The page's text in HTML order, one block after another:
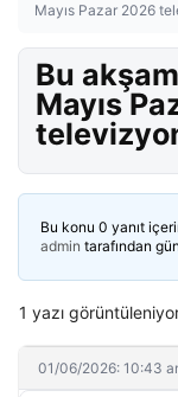
Mayıs Pazar 2026
Bu
Mayıs
Bu konu 0 yanıt
admin tarafından
1 yazı
01/06/2026: 10:43